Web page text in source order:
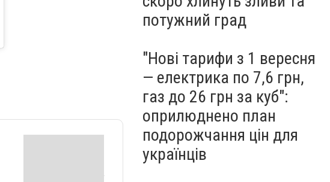
потужний град
"Нові тарифи з 1 вересня
— електрика по 7,6 грн,
газ до 26 грн за куб":
оприлюднено план
подорожчання цін для
українців